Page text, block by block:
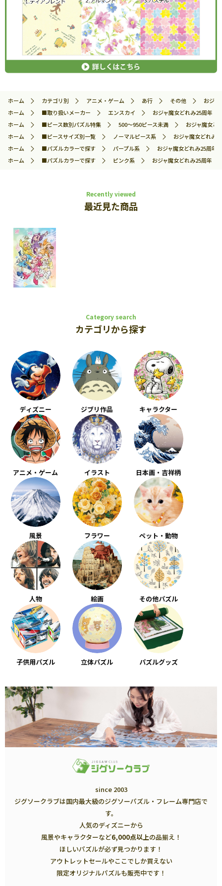
ホーム カテゴリ別 アニメ・ゲーム あ行 その他
おジ
ホーム
■取り扱いメーカー エンスカイ
おジャ魔女どれみ25周年
ホーム
■ピース数別パズル特集 500～950ピース未満
おジャ魔女ど
ホーム
■ピースサイズ別一覧 ノーマルピース系
おジャ魔女どれみ
ホーム
■パズルカラーで探す パープル系
おジャ魔女どれみ25周
ホーム
■パズルカラーで探す ピンク系 おジャ魔女どれみ25周年
Recently viewed
最近見た商品
Category search
カテゴリから探す
ディズニー ジブリ作品 キャラクター
アニメ・ゲーム イラスト 日本画・吉祥柄
風景 フラワー ペット・動物
人物 絵画 その他パズル
子供用パズル 立体パズル パズルグッズ
since 2003
ジグソークラブは国内最大級のジグソーパズル・フレーム専門店で
す。
人気のディズニーから
風景やキャラクターなど6,000点以上の品揃え！
ほしいパズルが必ず見つかります！
アウトレットセールやここでしか買えない
限定オリジナルパズルも販売中です！